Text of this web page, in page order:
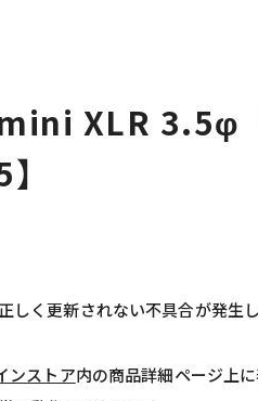
XLR 3.5φ
しく更新されない不具合が発生し
ンストア内の商品詳細ページ上